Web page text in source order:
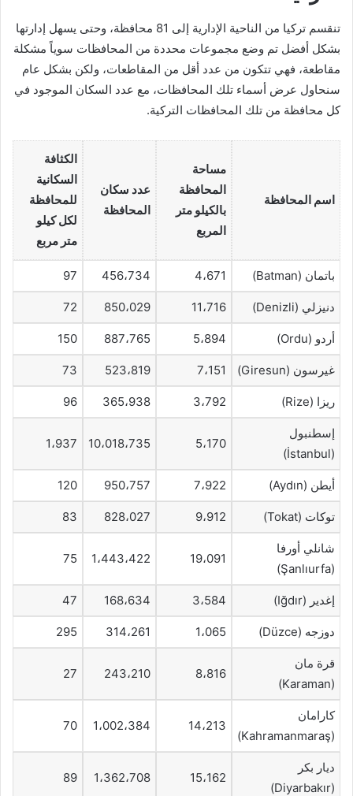
تنقسم تركيا من الناحية الإدارية إلى 81 محافظة، وحتى يسهل إدارتها
بشكل أفضل تم وضع مجموعات محددة من المحافظات سوياً مشكلة
مقاطعة، فهي تتكون من عدد أقل من المقاطعات، ولكن بشكل عام
سنحاول عرض أسماء تلك المحافظات، مع عدد السكان الموجود في
كل محافظة من تلك المحافظات التركية.
اسم المحافظة
مساحة
المحافظة
بالكيلو متر
المربع
عدد سكان
المحافظة
الكثافة
السكانية
للمحافظة
لكل كيلو
متر مربع
باتمان (Batman) 4،671 456،734 97
دنيزلي (Denizli) 11،716 850،029 72
أردو (Ordu) 5،894 887،765 150
غيرسون (Giresun) 7،151 523،819 73
ريزا (Rize) 3،792 365،938 96
إسطنبول
(İstanbul)
5،170 10،018،735 1،937
أيطن (Aydın) 7،922 950،757 120
توكات (Tokat) 9،912 828،027 83
شانلي أورفا
(Şanlıurfa)
19،091 1،443،422 75
إغدير (Iğdır) 3،584 168،634 47
دوزجه (Düzce) 1،065 314،261 295
قرة مان
(Karaman)
8،816 243،210 27
كارامان
(Kahramanmaraş)
14،213 1،002،384 70
ديار بكر
(Diyarbakır)
15،162 1،362،708 89